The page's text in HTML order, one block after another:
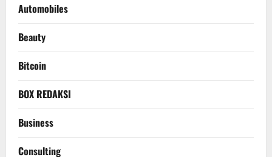
Automobiles
Beauty
Bitcoin
BOX REDAKSI
Business
Consulting